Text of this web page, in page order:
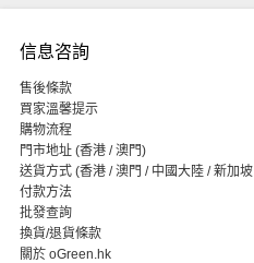
信息咨詢
售後條款
買家溫馨提示
購物流程
門市地址 (香港 / 澳門)
送貨方式 (香港 / 澳門 / 中國大陸 / 新加
付款方法
批發查詢
換貨/退貨條款
關於 oGreen.hk